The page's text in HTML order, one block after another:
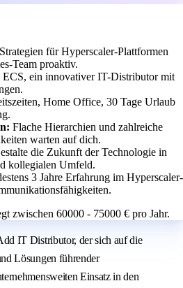
für Hyperscaler-Plattformen
Team proaktiv.
ein innovativer IT-Distributor mit
Home Office, 30 Tage Urlaub
Flache Hierarchien und zahlreiche
warten auf dich.
die Zukunft der Technologie in
kollegialen Umfeld.
3 Jahre Erfahrung im Hyperscaler-
zwischen 60000 - 75000 € pro Jahr.
IT Distributor, der sich auf die
Lösungen führender
Einsatz in den